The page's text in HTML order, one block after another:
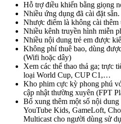
Hỗ trợ điều khiển bằng giọng
Nhiều ứng dụng đã cài đặt sẵn.
Nhược điểm là không cài
Nhiều kênh truyền hình miễn
Nhiều nội dung trẻ em được
Không phí thuê bao, dùng
(Wifi hoặc dây)
Xem các thể thao thả ga; trực
loại World Cup, CUP C1,…
Kho phim cực kỳ phong phú
cập nhật thường xuyên (FPT
Bổ xung thêm một số nội
YouTube Kids, GameLoft,
Multicast cho người dùng sử